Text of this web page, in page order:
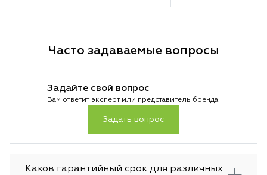
покупкой важно
Часто задаваемые вопросы
Задайте свой вопрос
Вам ответит эксперт или представитель бренда.
Задать вопрос
Каков гарантийный срок для различных